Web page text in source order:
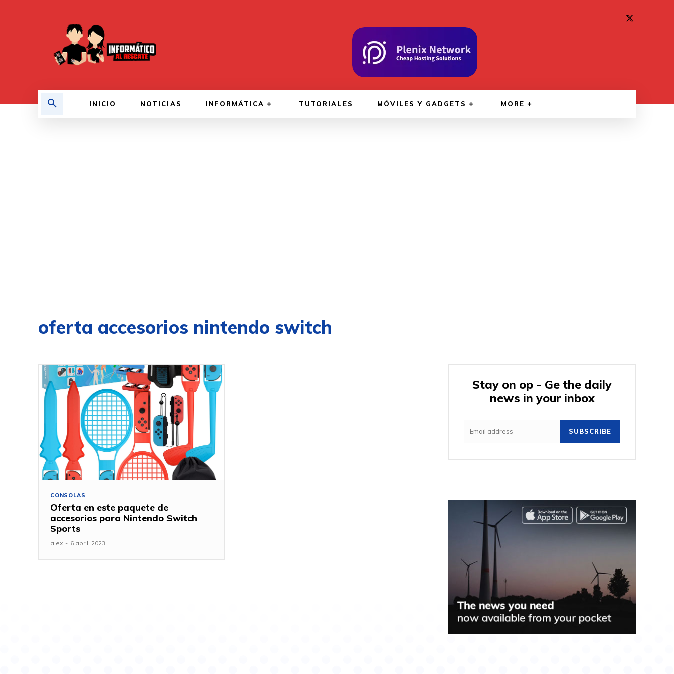
INICIO NOTICIAS INFORMÁTICA TUTORIALES MÓVILES Y GADGETS MORE
oferta accesorios nintendo switch
CONSOLAS
Oferta en este paquete de
accesorios para Nintendo Switch
Sports
alex - 6 abril, 2023
Stay on op - Ge the daily
news in your inbox
SUBSCRIBE